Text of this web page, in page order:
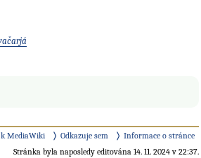
k MediaWiki Odkazuje sem
Informace o stránce
Stránka byla naposledy editována 14. 11. 2024 v 22:37.